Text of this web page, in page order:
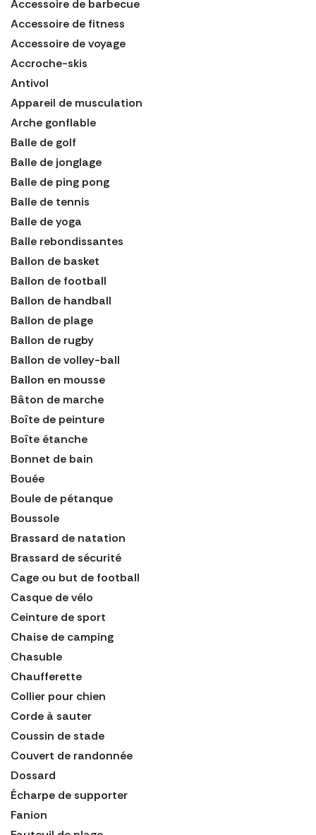
Accessoire de barbecue
Accessoire de fitness
Accessoire de voyage
Accroche-skis
Antivol
Appareil de musculation
Arche gonflable
Balle de golf
Balle de jonglage
Balle de ping pong
Balle de tennis
Balle de yoga
Balle rebondissantes
Ballon de basket
Ballon de football
Ballon de handball
Ballon de plage
Ballon de rugby
Ballon de volley-ball
Ballon en mousse
Bâton de marche
Boîte de peinture
Boîte étanche
Bonnet de bain
Bouée
Boule de pétanque
Boussole
Brassard de natation
Brassard de sécurité
Cage ou but de football
Casque de vélo
Ceinture de sport
Chaise de camping
Chasuble
Chaufferette
Collier pour chien
Corde à sauter
Coussin de stade
Couvert de randonnée
Dossard
Écharpe de supporter
Fanion